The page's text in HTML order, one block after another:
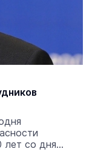
лет со дня